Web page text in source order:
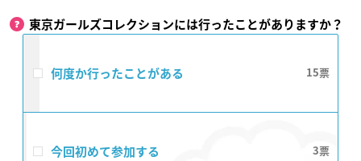
東京ガールズコレクションには行ったことがありますか？
何度か行ったことがある 15
今回初めて参加する 3